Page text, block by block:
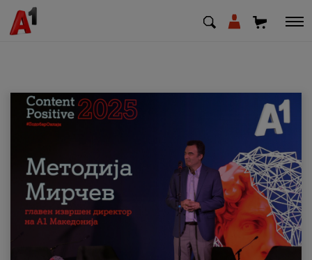
МК EN
Приватни Деловни
Поддршка